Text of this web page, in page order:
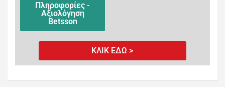
Πληροφορίες -
Αξιολόγηση
Betsson
ΚΛΙΚ ΕΔΩ >